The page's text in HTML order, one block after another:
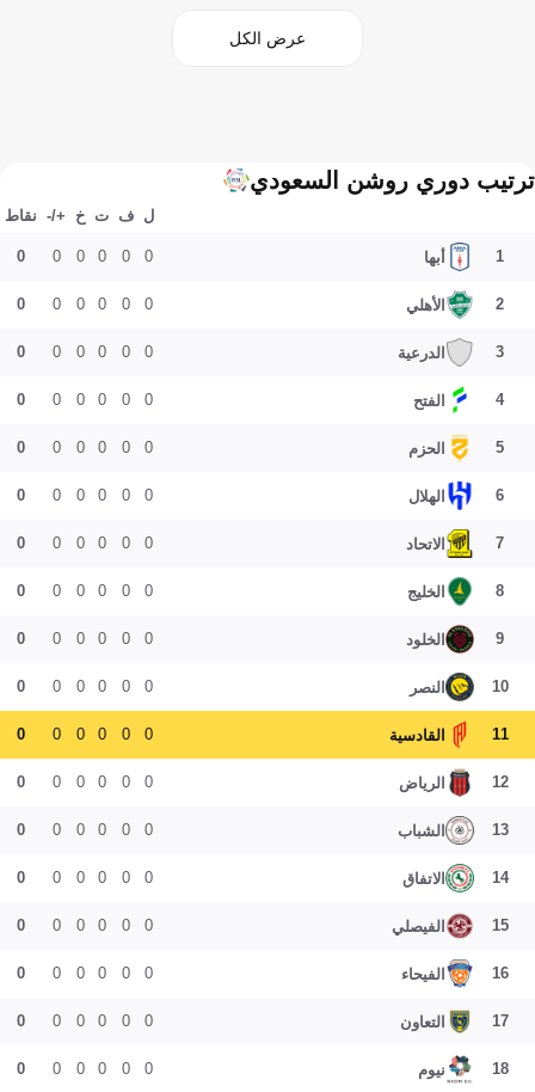
عرض الكل
ترتيب دوري روشن السعودي
ل ف ت خ +/- نقاط
1 أبها 0
0
0
0
0
0
2 الأهلي 0
0
0
0
0
0
3 الدرعية 0
0
0
0
0
0
4 الفتح 0
0
0
0
0
0
5 الحزم 0
0
0
0
0
0
6 الهلال 0
0
0
0
0
0
7 الاتحاد 0
0
0
0
0
0
8 الخليج 0
0
0
0
0
0
9 الخلود 0
0
0
0
0
0
10 النصر 0
0
0
0
0
0
11 القادسية 0
0
0
0
0
0
12 الرياض 0
0
0
0
0
0
13 الشباب 0
0
0
0
0
0
14 الاتفاق 0
0
0
0
0
0
15 الفيصلي 0
0
0
0
0
0
16 الفيحاء 0
0
0
0
0
0
17 التعاون 0
0
0
0
0
0
18 نيوم 0
0
0
0
0
0